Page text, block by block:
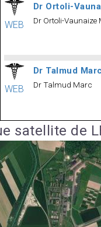
WEB
Dr Ortoli-
Dr Ortoli-Vaunaize
WEB
Dr Talmud Marc
Dr Talmud Marc
satellite de